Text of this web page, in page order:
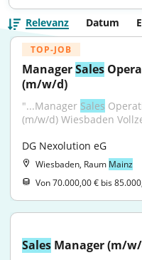
Relevanz Datum
TOP-JOB
Manager Sales
(m/w/d)
"...Manager Sales
(m/w/d) Wiesbaden
DG Nexolution eG
Wiesbaden, Raum Mainz
Von 70.000,00 € bis
Sales Manager (m/